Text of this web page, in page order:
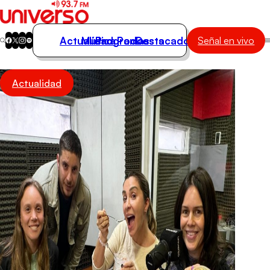
Actualidad
Música
Programas
Destacados
Actualidad
Música
Programas
Podcasts
Destacados Señal en vivo
Actualidad